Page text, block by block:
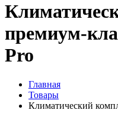
премиум-
Pro
Главная
Товары
Климатический